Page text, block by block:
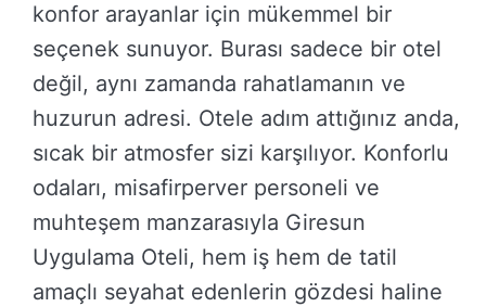
konfor arayanlar için mükemmel bir
seçenek sunuyor. Burası sadece bir otel
değil, aynı zamanda rahatlamanın ve
huzurun adresi. Otele adım attığınız anda,
sıcak bir atmosfer sizi karşılıyor. Konforlu
odaları, misafirperver personeli ve
muhteşem manzarasıyla Giresun
Uygulama Oteli, hem iş hem de tatil
amaçlı seyahat edenlerin gözdesi haline